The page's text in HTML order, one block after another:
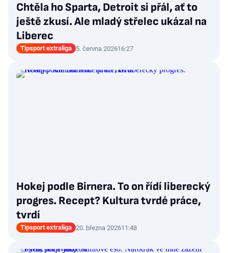
Chtěla ho Sparta, Detroit si přál, ať to
ještě zkusí. Ale mladý střelec ukázal na
Liberec
Tipsport extraliga 5. června 202616:27
Hokej podle Birnera. To on řídí liberecký
progres. Recept? Kultura tvrdé práce,
tvrdí
Tipsport extraliga 20. března 202611:48